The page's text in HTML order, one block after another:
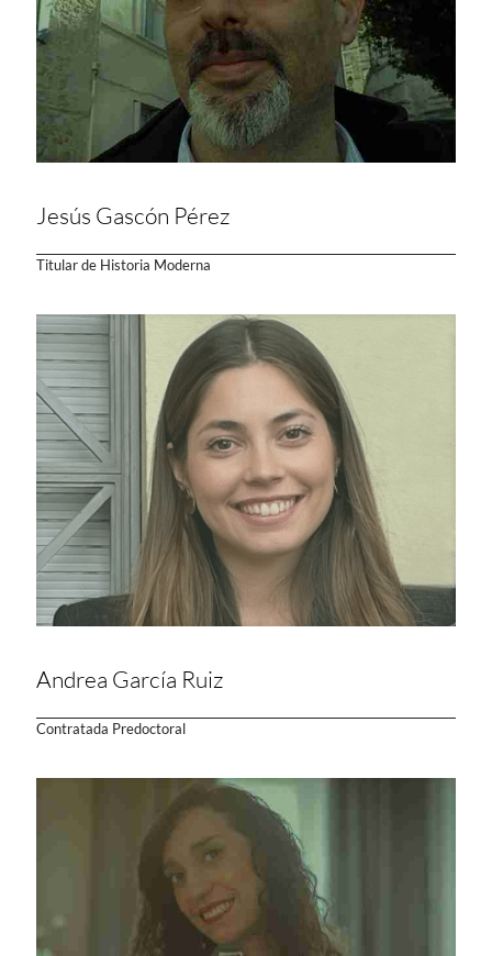
Jesús Gascón Pérez
Titular de Historia Moderna
Andrea García Ruiz
Contratada Predoctoral